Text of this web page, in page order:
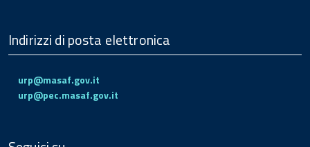
Indirizzi di posta elettronica
urp@masaf.gov.it
urp@pec.masaf.gov.it